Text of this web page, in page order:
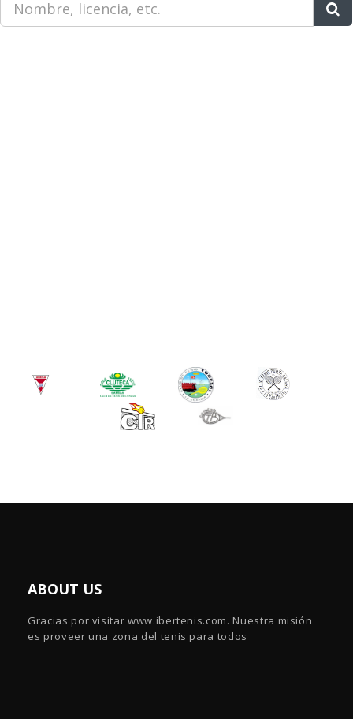
ABOUT US
Gracias por visitar www.ibertenis.com. Nuestra misión
es proveer una zona del tenis para todos